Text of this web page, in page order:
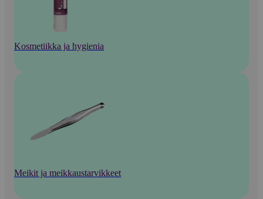
Kosmetiikka ja hygienia
Meikit ja meikkaustarvikkeet